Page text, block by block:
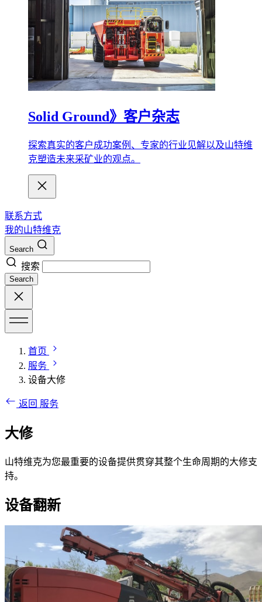
Solid Ground》客户杂志
探索真实的客户成功案例、专家的行业见解以及山特维
克塑造未来采矿业的观点。
联系方式
我的山特维克
Search
搜索
Search
首页
服务
设备大修
返回 服务
大修
山特维克为您最重要的设备提供贯穿其整个生命周期的大修支
持。
设备翻新